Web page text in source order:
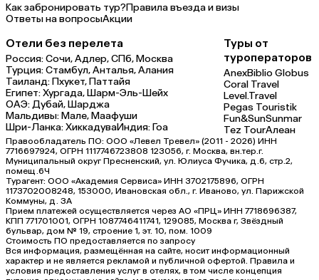
Как забронировать тур?Правила въезда и визы
Ответы на вопросыАкции
Отели без перелета
Россия:Сочи,Адлер,СПб,Москва
Турция:Стамбул,Анталья,Алания
Таиланд:Пхукет,Паттайя
Египет:Хургада,Шарм-Эль-Шейх
ОАЭ:Дубай,Шарджа
Мальдивы:Мале,Маафуши
Шри-Ланка:ХиккадуваИндия:Гоа
Туры от
туроператоров
AnexBiblio Globus
Coral Travel
Level.Travel
Pegas Touristik
Fun&SunSunmar
Tez TourАлеан
Правообладатель ПО: ООО «Левел Тревел» (2011 - 2026) ИНН
7716697924, ОГРН 1117746723808 123056, г. Москва, вн.тер.г.
Муниципальный округ Пресненский, ул. Юлиуса Фучика, д.6, стр.2,
помещ.6Ч
Турагент: ООО «Академия Сервиса» ИНН 3702175896, ОГРН
1173702008248, 153000, Ивановская обл., г. Иваново, ул. Парижской
Коммуны, д. ЗА
Прием платежей осуществляется через АО «ПРЦ» ИНН 7718696387,
КПП 771701001, ОГРН 1087746411741, 129085, Москва г, Звёздный
бульвар, дом № 19, строение 1, эт. 10, пом. 1009
Стоимость ПО предоставляется по запросу
Вся информация, размещённая на сайте, носит информационный
характер и не является рекламой и публичной офертой. Правила и
условия предоставления услуг в отелях, в том числе концепция